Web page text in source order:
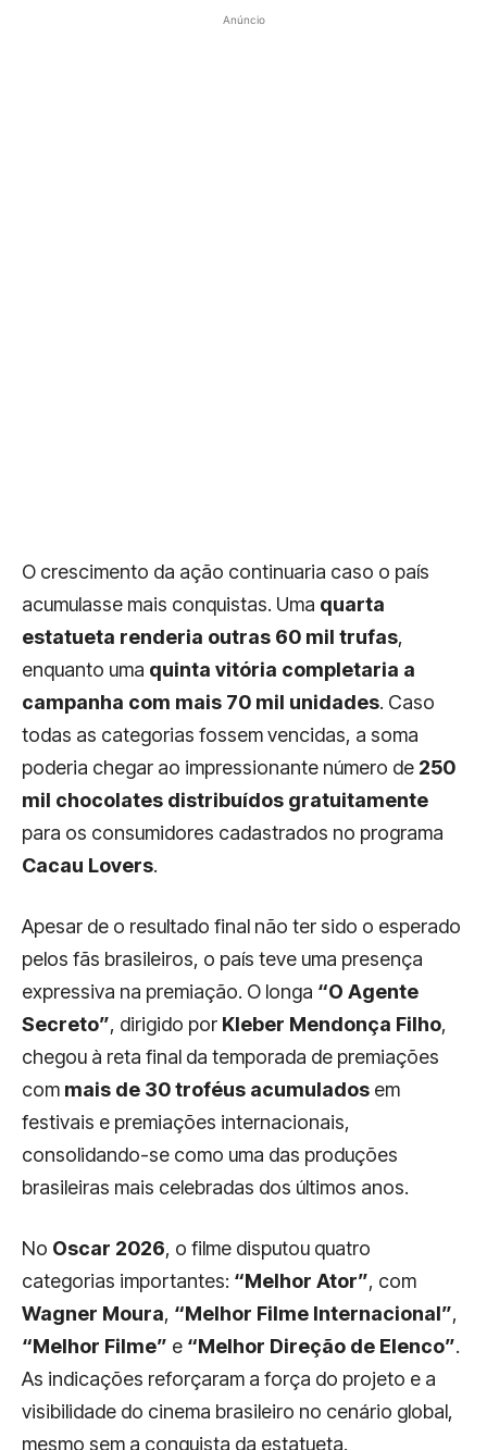
Anúncio
O crescimento da ação continuaria caso o país
acumulasse mais conquistas. Uma quarta
estatueta renderia outras 60 mil trufas,
enquanto uma quinta vitória completaria a
campanha com mais 70 mil unidades. Caso
todas as categorias fossem vencidas, a soma
poderia chegar ao impressionante número de 250
mil chocolates distribuídos gratuitamente
para os consumidores cadastrados no programa
Cacau Lovers.
Apesar de o resultado final não ter sido o esperado
pelos fãs brasileiros, o país teve uma presença
expressiva na premiação. O longa “O Agente
Secreto”, dirigido por Kleber Mendonça Filho,
chegou à reta final da temporada de premiações
com mais de 30 troféus acumulados em
festivais e premiações internacionais,
consolidando-se como uma das produções
brasileiras mais celebradas dos últimos anos.
No Oscar 2026, o filme disputou quatro
categorias importantes: “Melhor Ator”, com
Wagner Moura, “Melhor Filme Internacional”,
“Melhor Filme” e “Melhor Direção de Elenco”.
As indicações reforçaram a força do projeto e a
visibilidade do cinema brasileiro no cenário global,
mesmo sem a conquista da estatueta.